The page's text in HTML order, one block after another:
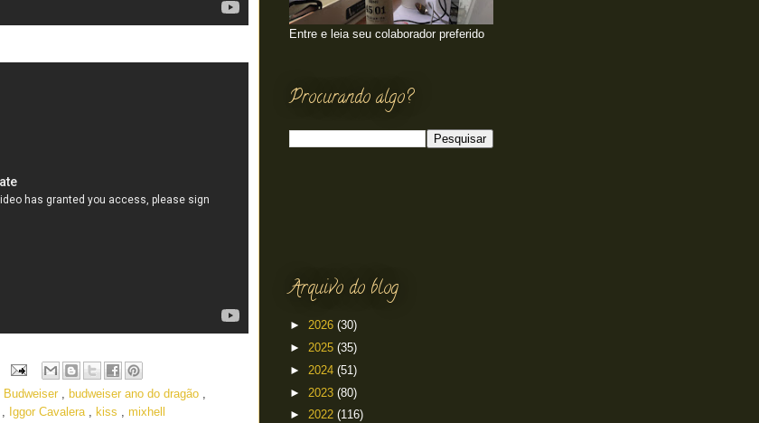
Budweiser , budweiser ano do dragão ,
, Iggor Cavalera , kiss , mixhell
Entre e leia seu colaborador preferido
Procurando algo?
Arquivo do blog
► 2026 (30)
► 2025 (35)
► 2024 (51)
► 2023 (80)
► 2022 (116)